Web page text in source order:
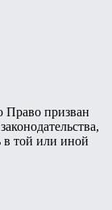
призван
в той или иной